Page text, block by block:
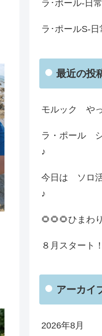
ラ･ポール-日
ラ･ポールS-日
最近の投
モルック や
ラ・ポール
♪
今日は ソロ
♪
🌻🌻🌻ひまわ
８月スタート
アーカイ
2026年8月